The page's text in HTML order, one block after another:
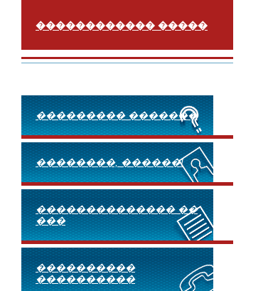
������������ �����
��������� �������
��������, ������!
�������������� ��
���
����������
����������